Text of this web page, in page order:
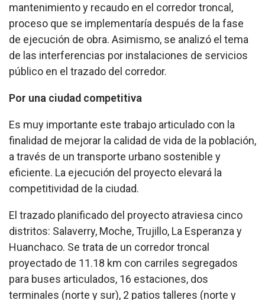
mantenimiento y recaudo en el corredor troncal,
proceso que se implementaría después de la fase
de ejecución de obra. Asimismo, se analizó el tema
de las interferencias por instalaciones de servicios
público en el trazado del corredor.
Por una ciudad competitiva
Es muy importante este trabajo articulado con la
finalidad de mejorar la calidad de vida de la población,
a través de un transporte urbano sostenible y
eficiente. La ejecución del proyecto elevará la
competitividad de la ciudad.
El trazado planificado del proyecto atraviesa cinco
distritos: Salaverry, Moche, Trujillo, La Esperanza y
Huanchaco. Se trata de un corredor troncal
proyectado de 11.18 km con carriles segregados
para buses articulados, 16 estaciones, dos
terminales (norte y sur), 2 patios talleres (norte y